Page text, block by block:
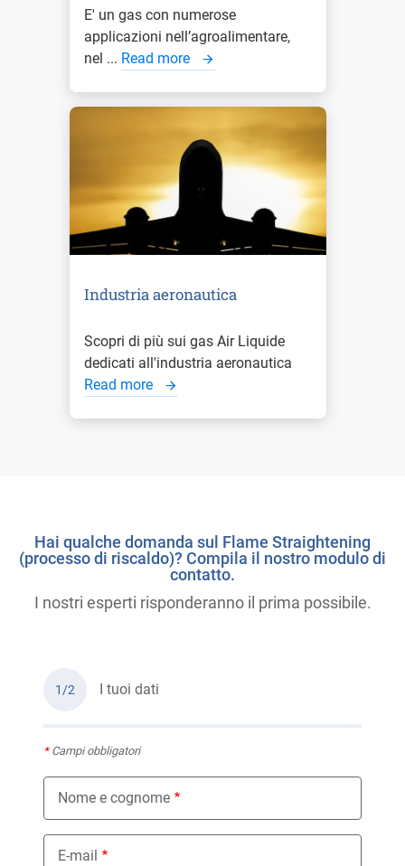
E' un gas con numerose
applicazioni nell’agroalimentare,
nel ... Read more
Industria aeronautica
Scopri di più sui gas Air Liquide
dedicati all'industria aeronautica
Read more
Hai qualche domanda sul Flame Straightening
(processo di riscaldo)? Compila il nostro modulo di
contatto.
I nostri esperti risponderanno il prima possibile.
1/2 I tuoi dati
*Campi obbligatori
Nome e cognome
E-mail